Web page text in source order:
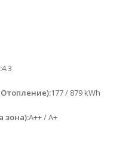
4.3
177 / 879 kWh
зона):A++ / A+